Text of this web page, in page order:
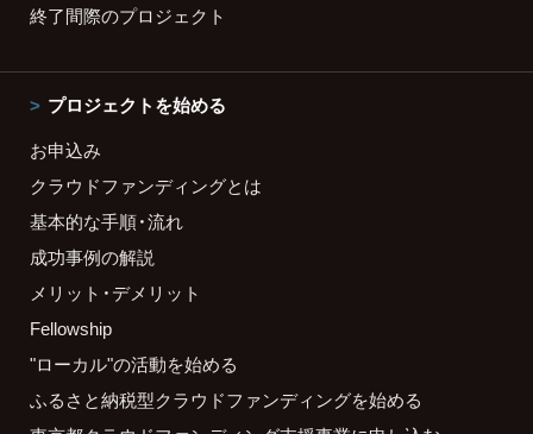
終了間際のプロジェクト
プロジェクトを始める
お申込み
クラウドファンディングとは
基本的な手順・流れ
成功事例の解説
メリット・デメリット
Fellowship
"ローカル"の活動を始める
ふるさと納税型クラウドファンディングを始める